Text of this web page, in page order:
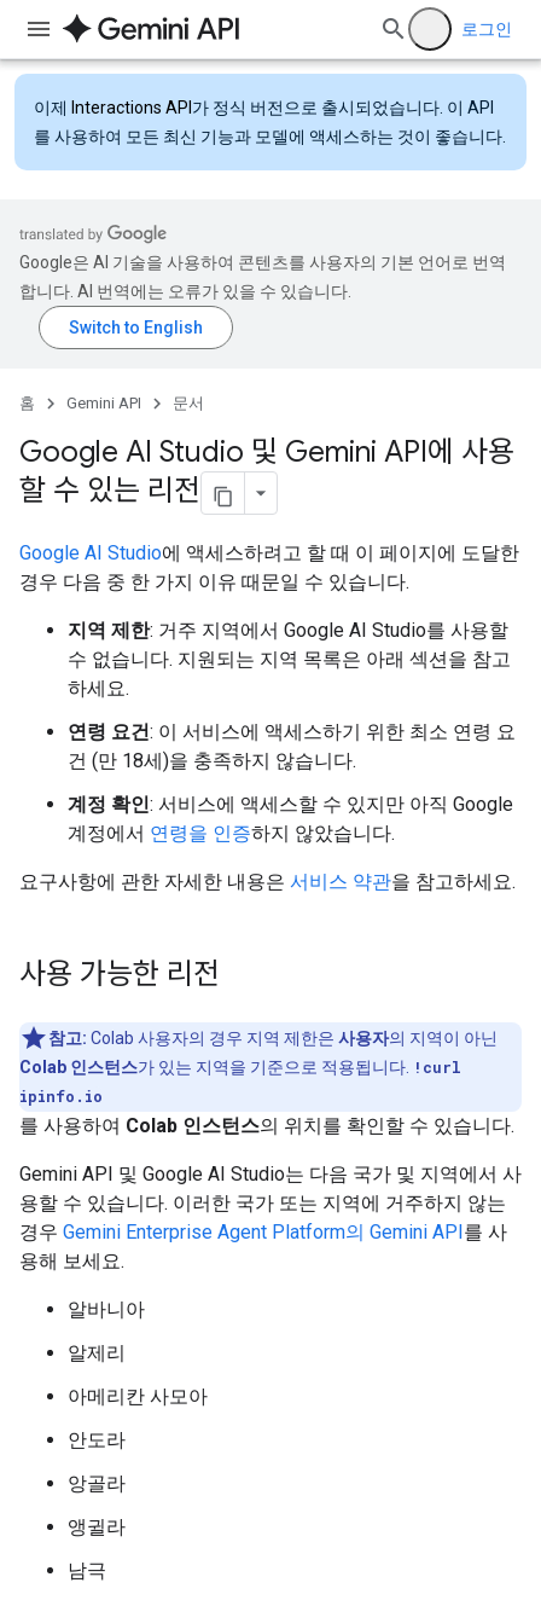
로그인
이제 Interactions API 가 정식 버전으로 출시되었습니다. 이 API
를 사용하여 모든 최신 기능과 모델에 액세스하는 것이 좋습니다.
Google은 AI 기술을 사용하여 콘텐츠를 사용자의 기본 언어로 번역
합니다. AI 번역에는 오류가 있을 수 있습니다.
홈 Gemini API 문서
Google AI Studio 및 Gemini API에 사용
할 수 있는 리전
Google AI Studio에 액세스하려고 할 때 이 페이지에 도달한
경우 다음 중 한 가지 이유 때문일 수 있습니다.
지역 제한: 거주 지역에서 Google AI Studio를 사용할
수 없습니다. 지원되는 지역 목록은 아래 섹션을 참고
하세요.
연령 요건: 이 서비스에 액세스하기 위한 최소 연령 요
건 (만 18세)을 충족하지 않습니다.
계정 확인: 서비스에 액세스할 수 있지만 아직 Google
계정에서 연령을 인증하지 않았습니다.
요구사항에 관한 자세한 내용은 서비스 약관을 참고하세요.
사용 가능한 리전
참고: Colab 사용자의 경우 지역 제한은 사용자의 지역이 아닌
Colab 인스턴스가 있는 지역을 기준으로 적용됩니다. !curl
ipinfo.io
를 사용하여 Colab 인스턴스의 위치를 확인할 수 있습니다.
Gemini API 및 Google AI Studio는 다음 국가 및 지역에서 사
용할 수 있습니다. 이러한 국가 또는 지역에 거주하지 않는
경우 Gemini Enterprise Agent Platform의 Gemini API를 사
용해 보세요.
알바니아
알제리
아메리칸 사모아
안도라
앙골라
앵귈라
남극